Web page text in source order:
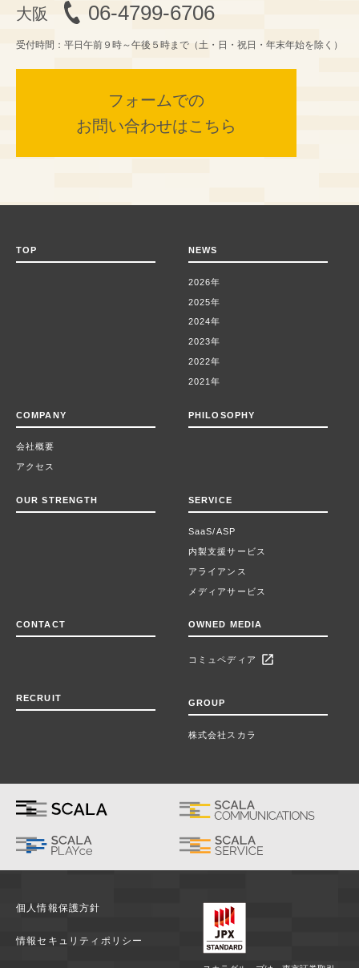
06-4799-6706
受付時間：平日午前９時～午後５時まで（土・日・祝日・年末年始を除く）
フォームでの
お問い合わせはこちら
TOP NEWS
2026年
2025年
2024年
2023年
2022年
2021年
COMPANY
会社概要
アクセス
PHILOSOPHY
OUR STRENGTH SERVICE
SaaS/ASP
内製支援サービス
アライアンス
メディアサービス
CONTACT OWNED MEDIA
コミュペディア open_in_new
RECRUIT
GROUP
株式会社スカラ
個人情報保護方針
情報セキュリティポリシー